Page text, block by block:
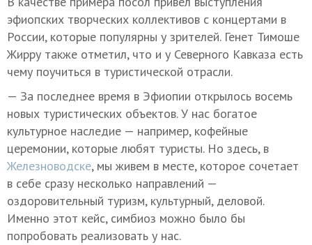
эфиопских творческих коллективов с концертами в
России, которые популярны у зрителей. Генет Тимоше
Жирру также отметил, что и у Северного Кавказа есть
чему поучиться в туристической отрасли.
— За последнее время в Эфиопии открылось восемь
новых туристических объектов. У нас богатое
культурное наследие — например, кофейные
церемонии, которые любят туристы. Но здесь, в
Железноводске, мы живем в месте, которое сочетает
в себе сразу несколько направлений —
оздоровительный туризм, культурный, деловой.
Именно этот кейс, симбиоз можно было бы
попробовать реализовать у нас.